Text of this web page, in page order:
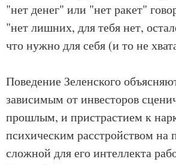
"нет денег" или "нет ракет"
"нет лишних, для тебя нет,
что нужно для себя (и то не
Поведение Зеленского
зависимым от инвесторов
прошлым, и пристрастием к
психическим расстройством на
сложной для его интеллекта